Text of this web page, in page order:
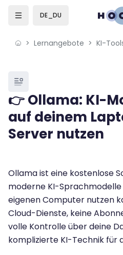
Skip to sidebar navigation
Skip to mobile navigation
Skip to sidebar hidden blocks
DE_DU
Lernangebote
Blöcke
👉 Ollama: KI-
auf deinem
Server nutzen
Blöcke
Ollama ist eine kostenlose
moderne KI-
eigenen Computer nutzen
Cloud-Dienste, keine
volle Kontrolle über deine
komplizierte KI-Technik für